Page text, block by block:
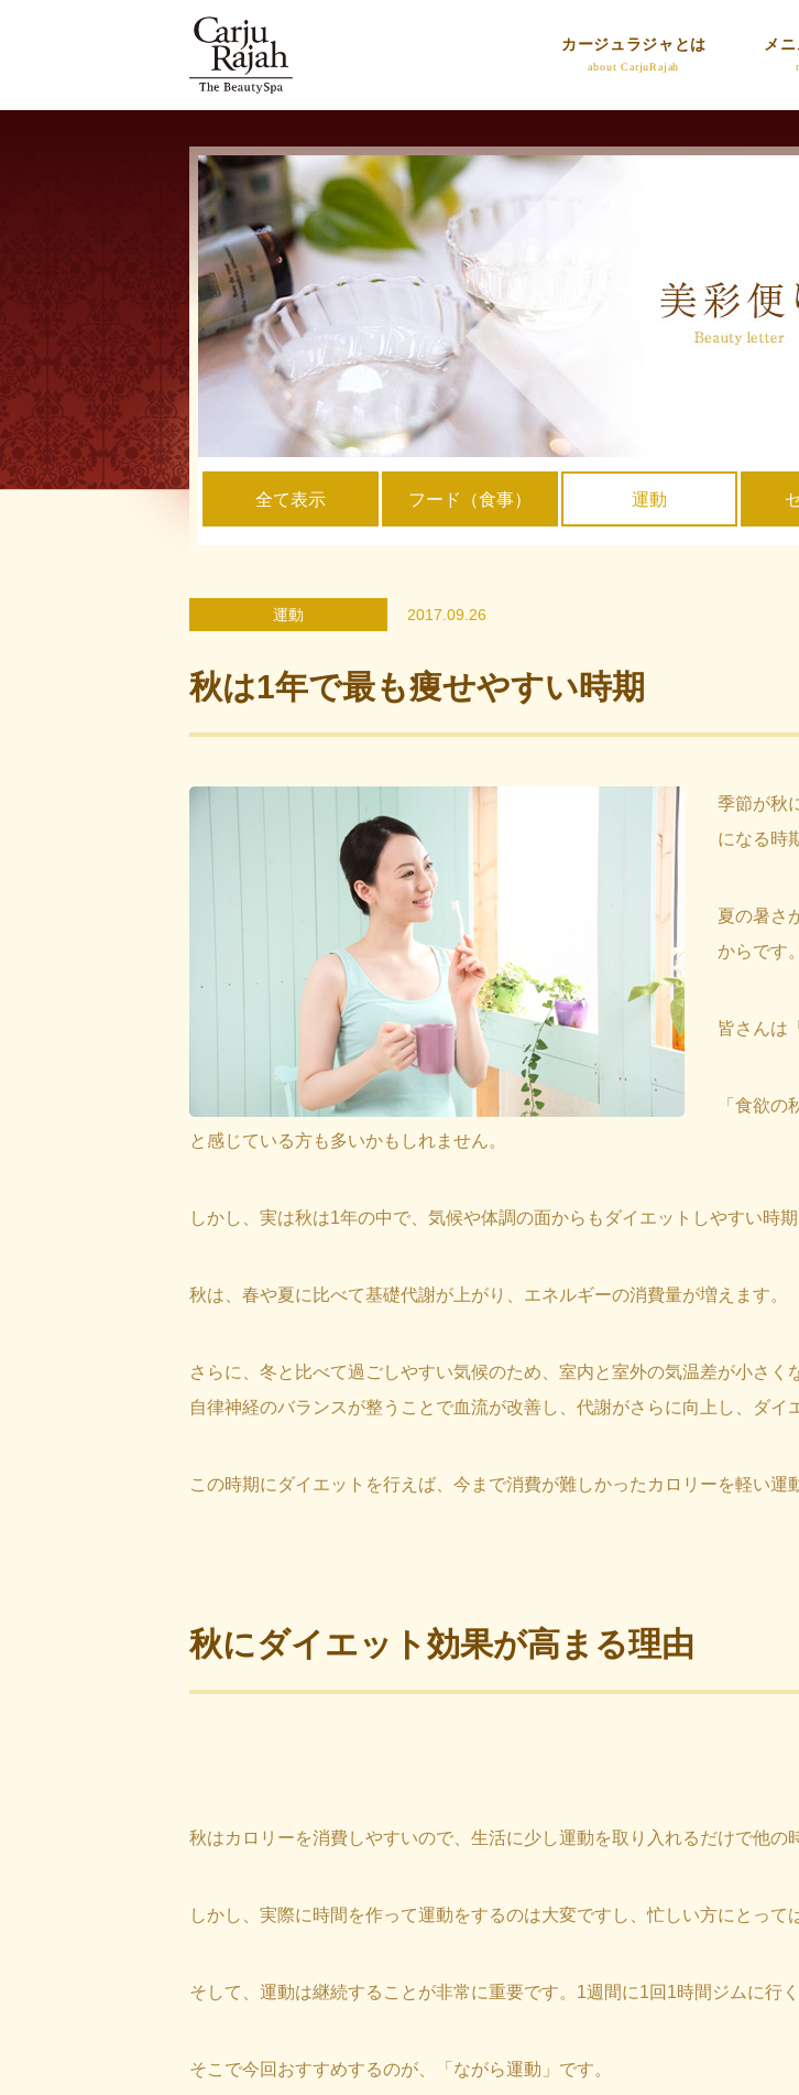
カージュラジャとは
about CarjuRajah
メ
全て表示 フード（食事） 運動
運動 2017.09.26
秋は1年で最も痩せやすい時期
季節が秋
になる時
夏の暑さ
からです。
皆さんは
「食欲
と感じている方も多いかもしれません。
しかし、実は秋は1年の中で、気候や体調の面からもダイエットしやすい時期
秋は、春や夏に比べて基礎代謝が上がり、エネルギーの消費量が増えます。
さらに、冬と比べて過ごしやすい気候のため、室内と室外の気温差が小さく
自律神経のバランスが整うことで血流が改善し、代謝がさらに向上し、ダイ
この時期にダイエットを行えば、今まで消費が難しかったカロリーを軽い運
秋にダイエット効果が高まる理由
秋はカロリーを消費しやすいので、生活に少し運動を取り入れるだけで他の
しかし、実際に時間を作って運動をするのは大変ですし、忙しい方にとって
そして、運動は継続することが非常に重要です。1週間に1回1時間ジムに行
そこで今回おすすめするのが、「ながら運動」です。